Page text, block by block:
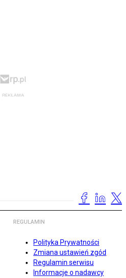
REGULAMIN
Polityka Prywatności
Zmiana ustawień zgód
Regulamin serwisu
Informacje o nadawcy